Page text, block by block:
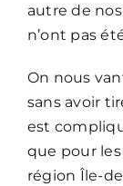
autre de
n’ont pas
On nous
sans avoir
est
que pour
région Île-